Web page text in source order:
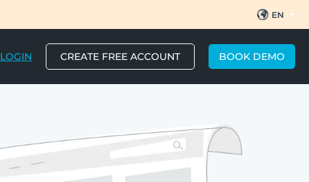
EN
ES
BOOK DEMO
CREATE FREE ACCOUNT
LOGIN